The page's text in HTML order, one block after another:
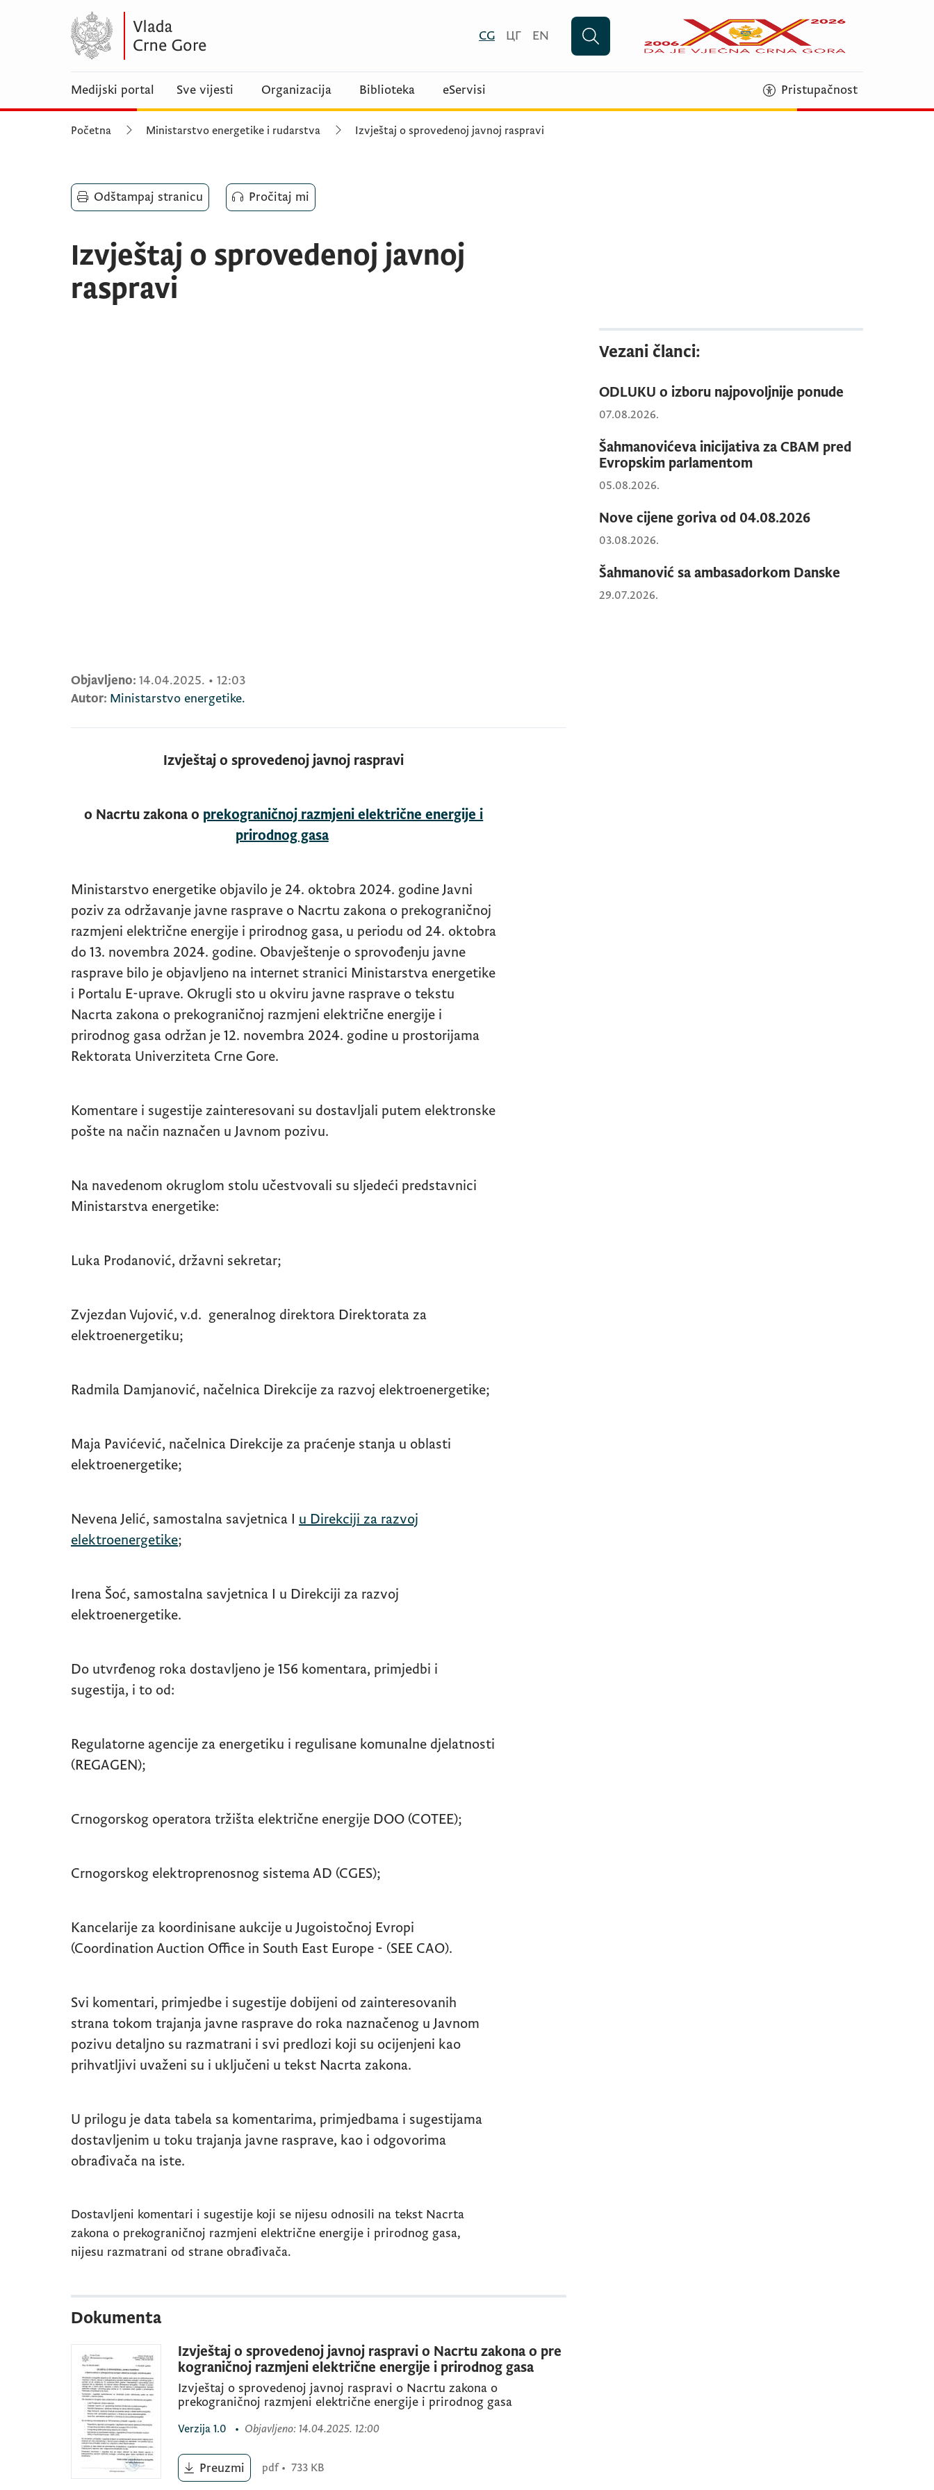
CG ЦГ EN
Medijski portal Sve vijesti Organizacija Biblioteka eServisi Pristupačnost
Početna Ministarstvo energetike i rudarstva Izvještaj o sprovedenoj javnoj raspravi
Odštampaj stranicu Pročitaj mi
Izvještaj o sprovedenoj javnoj
raspravi
Objavljeno: 14.04.2025. • 12:03
Autor: Ministarstvo energetike.
Izvještaj o sprovedenoj javnoj raspravi
o Nacrtu zakona o prekograničnoj razmjeni električne energije i
prirodnog gasa
Ministarstvo energetike objavilo je 24. oktobra 2024. godine Javni
poziv za održavanje javne rasprave o Nacrtu zakona o prekograničnoj
razmjeni električne energije i prirodnog gasa, u periodu od 24. oktobra
do 13. novembra 2024. godine. Obavještenje o sprovođenju javne
rasprave bilo je objavljeno na internet stranici Ministarstva energetike
i Portalu E-uprave. Okrugli sto u okviru javne rasprave o tekstu
Nacrta zakona o prekograničnoj razmjeni električne energije i
prirodnog gasa održan je 12. novembra 2024. godine u prostorijama
Rektorata Univerziteta Crne Gore.
Komentare i sugestije zainteresovani su dostavljali putem elektronske
pošte na način naznačen u Javnom pozivu.
Na navedenom okruglom stolu učestvovali su sljedeći predstavnici
Ministarstva energetike:
Luka Prodanović, državni sekretar;
Zvjezdan Vujović, v.d. generalnog direktora Direktorata za
elektroenergetiku;
Radmila Damjanović, načelnica Direkcije za razvoj elektroenergetike;
Maja Pavićević, načelnica Direkcije za praćenje stanja u oblasti
elektroenergetike;
Nevena Jelić, samostalna savjetnica I u Direkciji za razvoj
elektroenergetike;
Irena Šoć, samostalna savjetnica I u Direkciji za razvoj
elektroenergetike.
Do utvrđenog roka dostavljeno je 156 ko­­­­­­­mentara, primjedbi i
sugestija, i to od:
Regulatorne agencije za energetiku i regulisane komunalne djelatnosti
(REGAGEN);
Crnogorskog operatora tržišta električne energije DOO (COTEE);
Crnogorskog elektroprenosnog sistema AD (CGES);
Kancelarije za koordinisane aukcije u Jugoistočnoj Evropi
(Coordination Auction Office in South East Europe - (SEE CAO).
Svi komentari, primjedbe i sugestije dobijeni od zainteresovanih
strana tokom trajanja javne rasprave do roka naznačenog u Javnom
pozivu detaljno su razmatrani i svi predlozi koji su ocijenjeni kao
prihvatljivi uvaženi su i uključeni u tekst Nacrta zakona.
U prilogu je data tabela sa komentarima, primjedbama i sugestijama
dostavljenim u toku trajanja javne rasprave, kao i odgovorima
obrađivača na iste.
Dostavljeni komentari i sugestije koji se nijesu odnosili na tekst Nacrta
zakona o prekograničnoj razmjeni električne energije i prirodnog gasa,
nijesu razmatrani od strane obrađivača.
Dokumenta
Izvještaj o sprovedenoj javnoj raspravi o Nacrtu zakona o pre
kograničnoj razmjeni električne energije i prirodnog gasa
Izvještaj o sprovedenoj javnoj raspravi o Nacrtu zakona o
prekograničnoj razmjeni električne energije i prirodnog gasa
Verzija 1.0 • Objavljeno: 14.04.2025. 12:00
Preuzmi pdf • 733 KB
Vezani članci:
ODLUKU o izboru najpovoljnije ponude
07.08.2026.
Šahmanovićeva inicijativa za CBAM pred
Evropskim parlamentom
05.08.2026.
Nove cijene goriva od 04.08.2026
03.08.2026.
Šahmanović sa ambasadorkom Danske
29.07.2026.